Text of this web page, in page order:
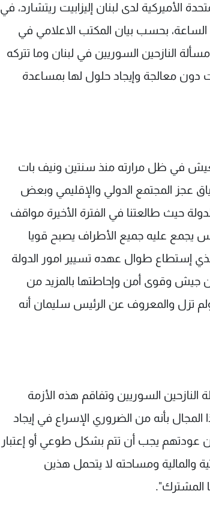
الأميركية لدى لبنان إليزابيت ريتشارد، في
بحسب بيان المكتب الاعلامي في
النازحين السوريين في لبنان وما تتركه
دون معالجة وإيجاد حلول لها بمساعدة
نعيش في ظل مرارته منذ سنتين ونيف بات
عجز المجتمع الدولي والإقليمي وبعض
حيث طالعتنا في الفترة الأخيرة مواقف
يجمع عليه جميع الأطراف يصبح قويا
إستطاع طوال عهده تسيير امور الدولة
جيش وقوى أمن وإحاطتها بالمزيد من
تزل والمعروف عن الرئيس سليمان أنه
النازحين السوريين وتفاقم هذه الأزمة
بأنه من الضروري الإسراع في إيجاد
عودتهم يجب أن تتم بشكل طوعي أو إعتبار
والمالية ومساحته لا يتحمل هذين
المشترك".